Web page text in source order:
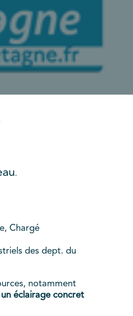
.
Chargé
des dept. du
notamment
éclairage concret